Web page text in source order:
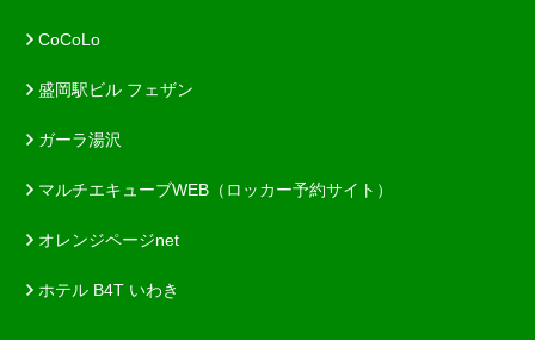
CoCoLo
盛岡駅ビル フェザン
ガーラ湯沢
マルチエキューブWEB（ロッカー予約サイト）
オレンジページnet
ホテル B4T いわき